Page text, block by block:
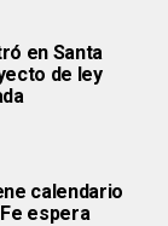
en Santa
de ley
calendario
espera